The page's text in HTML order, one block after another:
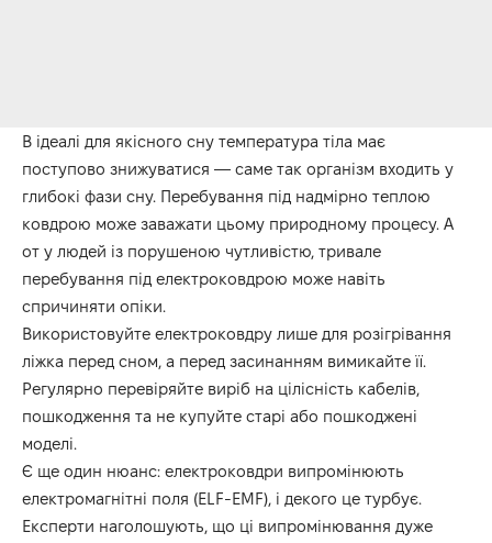
В ідеалі для якісного сну температура тіла має
поступово знижуватися — саме так організм входить у
глибокі фази сну. Перебування під надмірно теплою
ковдрою може заважати цьому природному процесу. А
от у людей із порушеною чутливістю, тривале
перебування під електроковдрою може навіть
спричиняти опіки.
Використовуйте електроковдру лише для розігрівання
ліжка перед сном, а перед засинанням вимикайте її.
Регулярно перевіряйте виріб на цілісність кабелів,
пошкодження та не купуйте старі або пошкоджені
моделі.
Є ще один нюанс: електроковдри випромінюють
електромагнітні поля (ELF-EMF), і декого це турбує.
Експерти наголошують, що ці випромінювання дуже